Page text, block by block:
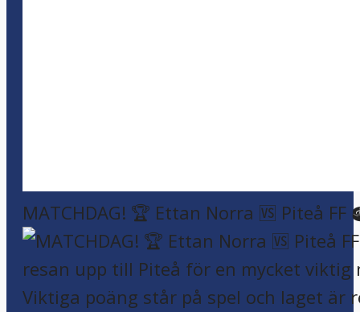
MATCHDAG! 🏆 Ettan Norra 🆚 Piteå FF